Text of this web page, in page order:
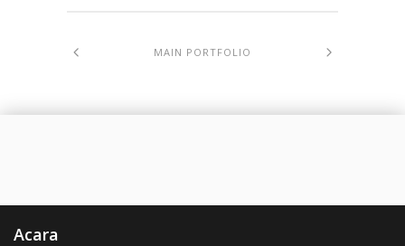
MAIN PORTFOLIO
Acara